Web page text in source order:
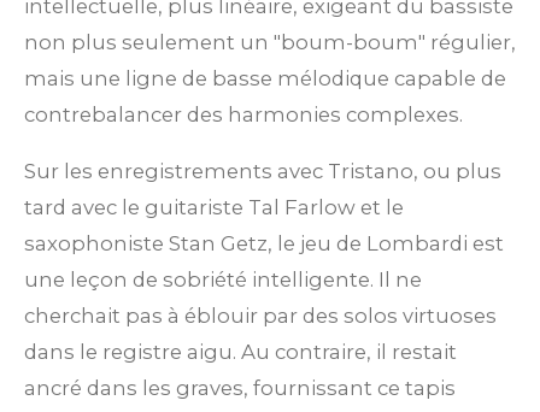
intellectuelle, plus linéaire, exigeant du bassiste
non plus seulement un "boum-boum" régulier,
mais une ligne de basse mélodique capable de
contrebalancer des harmonies complexes.
Sur les enregistrements avec Tristano, ou plus
tard avec le guitariste Tal Farlow et le
saxophoniste Stan Getz, le jeu de Lombardi est
une leçon de sobriété intelligente. Il ne
cherchait pas à éblouir par des solos virtuoses
dans le registre aigu. Au contraire, il restait
ancré dans les graves, fournissant ce tapis